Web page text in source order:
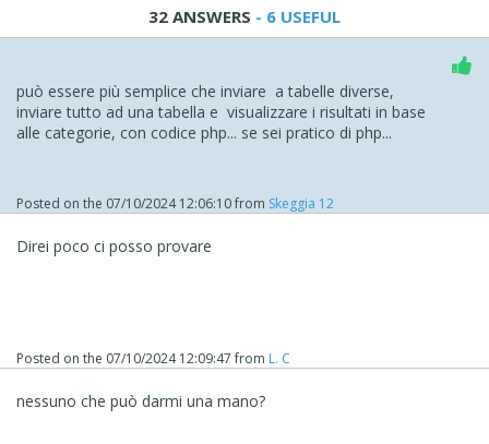
32 ANSWERS - 6 USEFUL
può essere più semplice che inviare a tabelle diverse,
inviare tutto ad una tabella e visualizzare i risultati in base
alle categorie, con codice php... se sei pratico di php...
Posted on the 07/10/2024 12:06:10from Skeggia 12
Direi poco ci posso provare
Posted on the 07/10/2024 12:09:47from L. C
nessuno che può darmi una mano?